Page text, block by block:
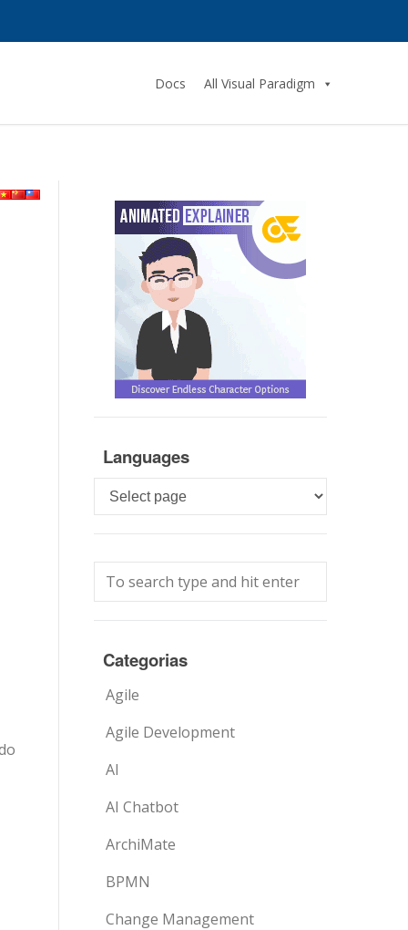
Docs All Visual Paradigm
Languages
Languages
Categorias
Agile
Agile Development
AI
AI Chatbot
ArchiMate
BPMN
Change Management